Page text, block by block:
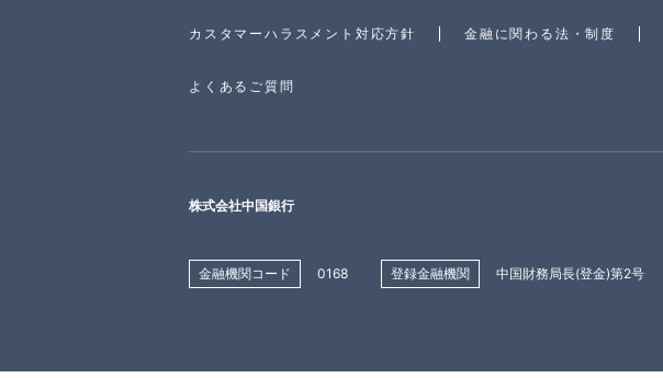
カスタマーハラスメント対応方針 金融に関わる法・制度
よくあるご質問
株式会社中国銀行
金融機関コード 0168 登録金融機関 中国財務局長(登金)第2号